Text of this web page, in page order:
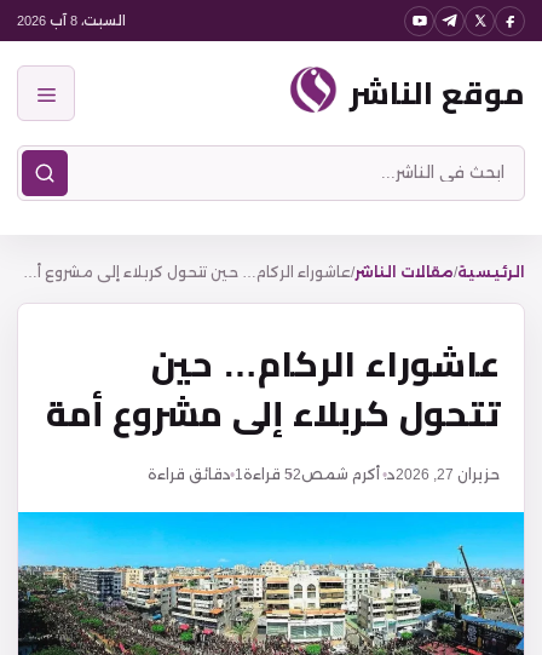
انتقل
المحتوى
السبت، 8 آب 2026
موقع الناشر
ابحث
في
الناشر
الرئيسية/مقالات الناشر/ عاشوراء الركام… حين تتحول كربلاء إلى مشروع أمة
عاشوراء الركام… حين
تتحول كربلاء إلى مشروع أمة
حزيران 27, 2026 د. أكرم شمص52 قراءة1 دقائق قراءة